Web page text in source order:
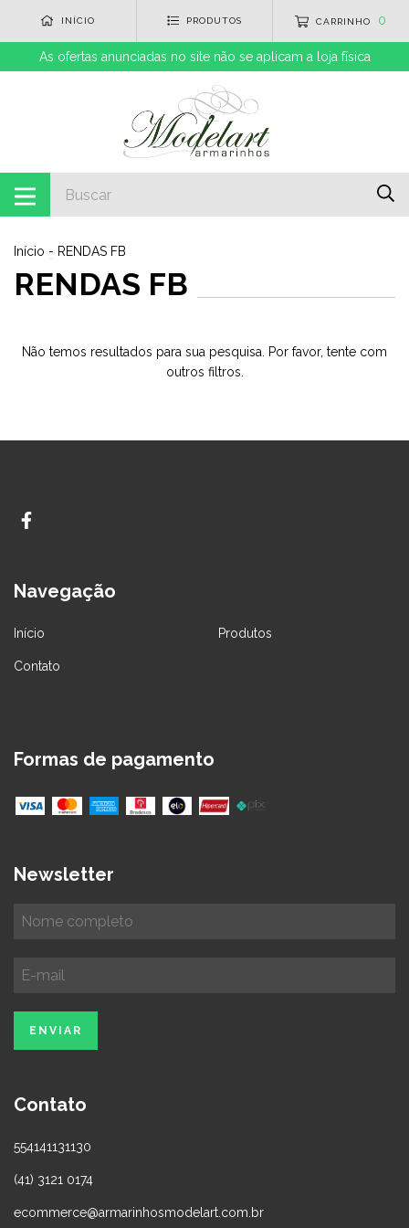
INÍCIO PRODUTOS CARRINHO 0
As ofertas anunciadas no site não se aplicam a loja física
Início - RENDAS FB
RENDAS FB
Não temos resultados para sua pesquisa. Por favor, tente com
outros filtros.
Navegação
Início Produtos
Contato
Formas de pagamento
Newsletter
Contato
554141131130
(41) 3121 0174
ecommerce@armarinhosmodelart.com.br